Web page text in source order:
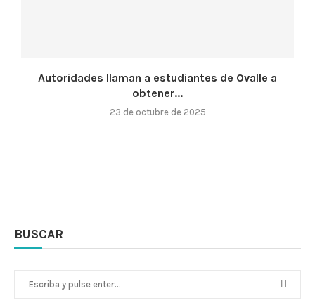
Autoridades llaman a estudiantes de Ovalle a
obtener...
23 de octubre de 2025
BUSCAR